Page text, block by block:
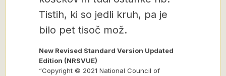
Tistih, ki so jedli kruh, pa je
bilo pet tisoč mož.
New Revised Standard Version Updated
Edition (NRSVUE)
“Copyright © 2021 National Council of